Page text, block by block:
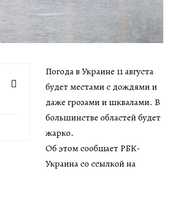
Погода в Украине 11 августа
будет местами с дождями и
даже грозами и шквалами. В
большинстве областей будет
жарко.
Об этом сообщает РБК-
Украина со ссылкой на